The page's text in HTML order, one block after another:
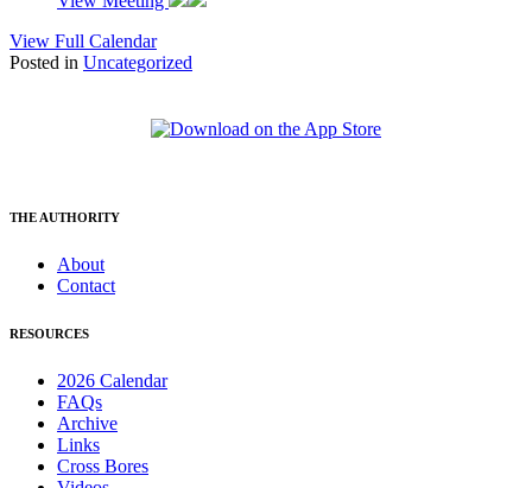
View Full Calendar
Posted in Uncategorized
THE AUTHORITY
About
Contact
RESOURCES
2026 Calendar
FAQs
Archive
Links
Cross Bores